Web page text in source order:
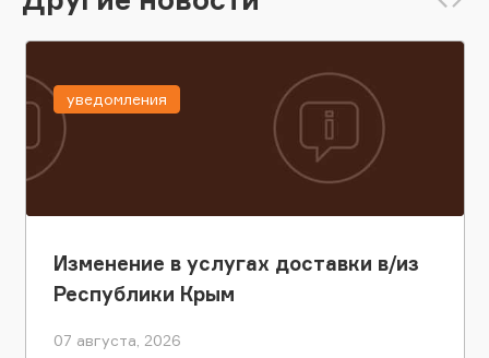
Изменение в услугах доставки в/из
Республики Крым
07 августа, 2026
уведомления